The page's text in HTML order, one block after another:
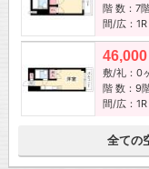
階 数：7
間/広：
46,000
敷/礼：0
階 数：9
間/広：
全ての